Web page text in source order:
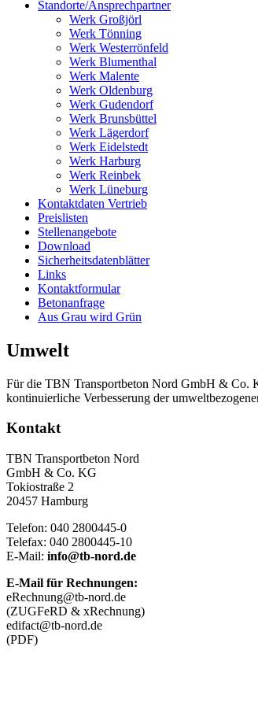
Standorte/Ansprechpartner
Werk Großjörl
Werk Tönning
Werk Westerrönfeld
Werk Blumenthal
Werk Malente
Werk Oldenburg
Werk Gudendorf
Werk Brunsbüttel
Werk Lägerdorf
Werk Eidelstedt
Werk Harburg
Werk Reinbek
Werk Lüneburg
Kontaktdaten Vertrieb
Preislisten
Stellenangebote
Download
Sicherheitsdatenblätter
Links
Kontaktformular
Betonanfrage
Aus Grau wird Grün
Umwelt
Für die TBN Transportbeton Nord GmbH & Co.
kontinuierliche Verbesserung der
Kontakt
TBN Transportbeton Nord
GmbH & Co. KG
Tokiostraße 2
20457 Hamburg
Telefon: 040 2800445-0
Telefax: 040 2800445-10
E-Mail: info@tb-nord.de
E-Mail für Rechnungen:
eRechnung@tb-nord.de
(ZUGFeRD & xRechnung)
edifact@tb-nord.de
(PDF)